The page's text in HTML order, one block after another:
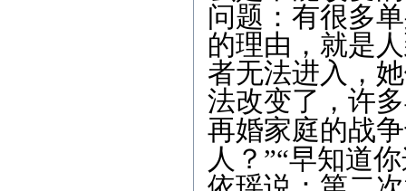
问题：有很多
的理由，就是
者无法进入，
法改变了，许
再婚家庭的战
人？ ”“早知道